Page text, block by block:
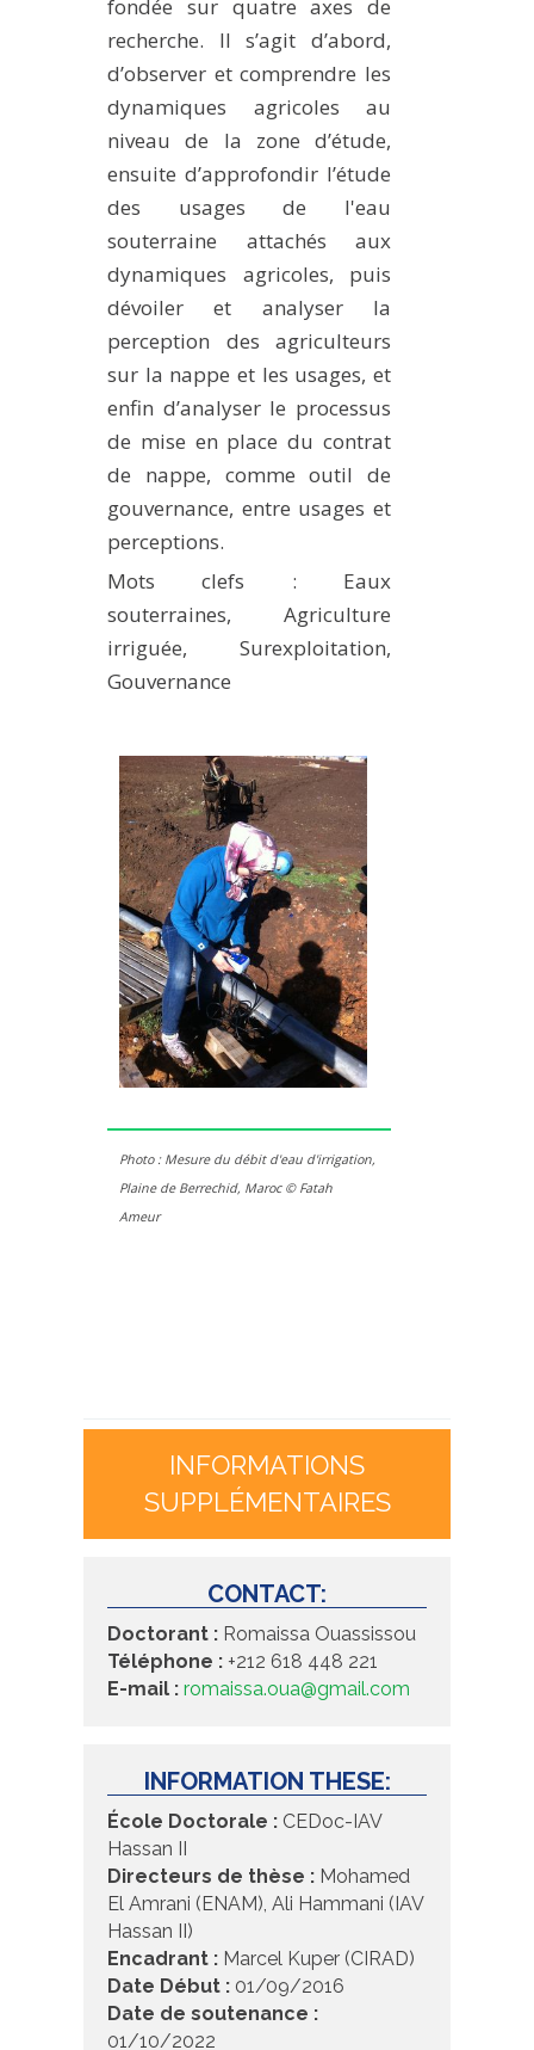
fondée sur quatre axes de
recherche. Il s’agit d’abord,
d’observer et comprendre les
dynamiques agricoles au
niveau de la zone d’étude,
ensuite d’approfondir l’étude
des usages de l'eau
souterraine attachés aux
dynamiques agricoles, puis
dévoiler et analyser la
perception des agriculteurs
sur la nappe et les usages, et
enfin d’analyser le processus
de mise en place du contrat
de nappe, comme outil de
gouvernance, entre usages et
perceptions.
Mots clefs : Eaux
souterraines, Agriculture
irriguée, Surexploitation,
Gouvernance
Photo : Mesure du débit d'eau d'irrigation,
Plaine de Berrechid, Maroc © Fatah
Ameur
INFORMATIONS
SUPPLÉMENTAIRES
CONTACT:
Doctorant : Romaissa Ouassissou
Téléphone : +212 618 448 221
E-mail : romaissa.oua@gmail.com
INFORMATION THESE:
École Doctorale : CEDoc-IAV
Hassan II
Directeurs de thèse : Mohamed
El Amrani (ENAM), Ali Hammani (IAV
Hassan II)
Encadrant : Marcel Kuper (CIRAD)
Date Début : 01/09/2016
Date de soutenance :
01/10/2022